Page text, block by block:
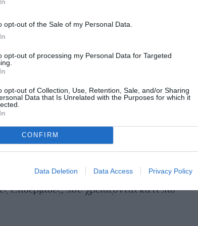
opt-out of the Sale of my Personal Data.
opt-out of processing my Personal Data for Targeted
opt-out of Collection, Use, Retention, Sale, and/or Sharing
Data that Is Unrelated with the Purposes for which it
CONFIRM
Data Deletion Data Access Privacy Policy
βοηθάει στην απώλεια βάρους,
την αρτηριακή πίεση, δρα ως
τα θετικά που προσφέρει στην ομορφιά
και αντιγηραντική δράση,
ρίζες, αποτρέποντας την πρόωρη
έχει αναπλαστικές ιδιότητες, χαρίζει
και σφριγηλότητα.
σε έχουν πείσει να το εντάξεις στην
συστατικό για όλους τους τύπους
επιδερμίδες, που χρειάζονται κάτι πιο